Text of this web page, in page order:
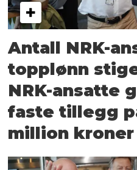
Antall NRK-
topp­lønn
NRK-ansatte
faste tillegg
million kroner